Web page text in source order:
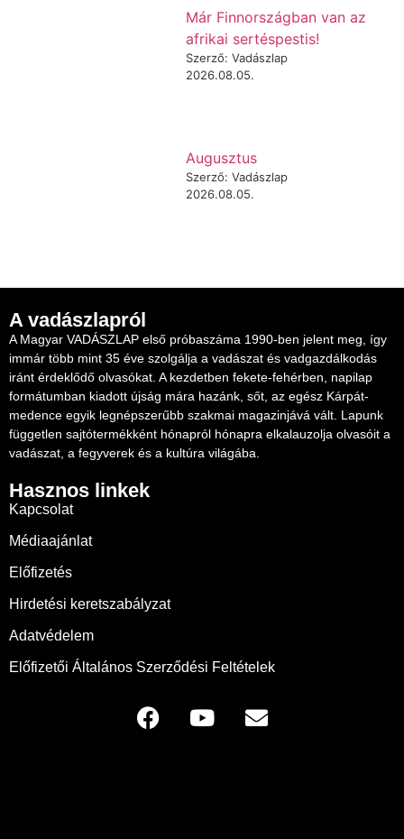
Már Finnországban van az
afrikai sertéspestis!
Szerző: Vadászlap
2026.08.05.
Augusztus
Szerző: Vadászlap
2026.08.05.
A vadászlapról
A Magyar VADÁSZLAP első próbaszáma 1990-ben jelent meg, így
immár több mint 35 éve szolgálja a vadászat és vadgazdálkodás
iránt érdeklődő olvasókat. A kezdetben fekete-fehérben, napilap
formátumban kiadott újság mára hazánk, sőt, az egész Kárpát-
medence egyik legnépszerűbb szakmai magazinjává vált. Lapunk
független sajtótermékként hónapról hónapra elkalauzolja olvasóit a
vadászat, a fegyverek és a kultúra világába.
Hasznos linkek
Kapcsolat
Médiaajánlat
Előfizetés
Hirdetési keretszabályzat
Adatvédelem
Előfizetői Általános Szerződési Feltételek